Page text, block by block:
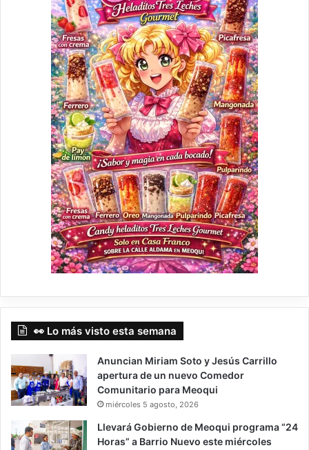
👀 Lo más visto esta semana
Anuncian Miriam Soto y Jesús Carrillo
apertura de un nuevo Comedor
Comunitario para Meoqui
miércoles 5 agosto, 2026
Llevará Gobierno de Meoqui programa “24
Horas” a Barrio Nuevo este miércoles